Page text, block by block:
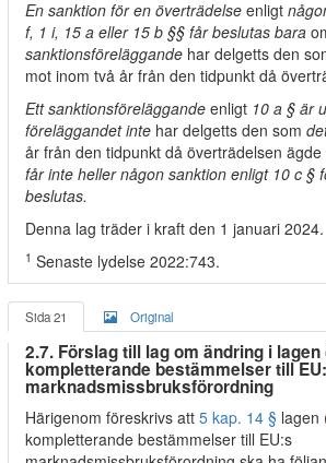
En sanktion för en överträdelse enligt
f, 1 i, 15 a eller 15 b §§ får beslutas bara
sanktionsföreläggande har delgetts den
mot inom två år från den tidpunkt då
Ett sanktionsföreläggande enligt 10 a § är
föreläggandet inte har delgetts den som
år från den tidpunkt då överträdelsen ägde
får inte heller någon sanktion enligt 10 c §
beslutas.
Denna lag träder i kraft den 1 januari 2024.
1 Senaste lydelse 2022:743.
Sida 21 Original
2.7. Förslag till lag om ändring i
kompletterande bestämmelser till
marknadsmissbruksförordning
Härigenom föreskrivs att 5 kap. 14 § lagen
kompletterande bestämmelser till EU:s